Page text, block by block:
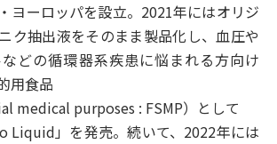
ヨーロッパを設立。2021年にはオリジ
ク抽出液をそのまま製品化し、血圧や
どの循環器系疾患に悩まれる方向け
用食品
medical purposes : FSMP）として
Liquid」を発売。続いて、2022年には